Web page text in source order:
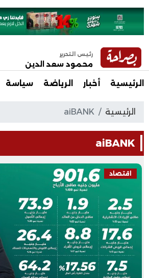
رئيس التحرير
محمود سعد الدين
الرئيسية أخبار الرياضة سياسة
الرئيسية aiBANK
aiBANK
اقتصاد